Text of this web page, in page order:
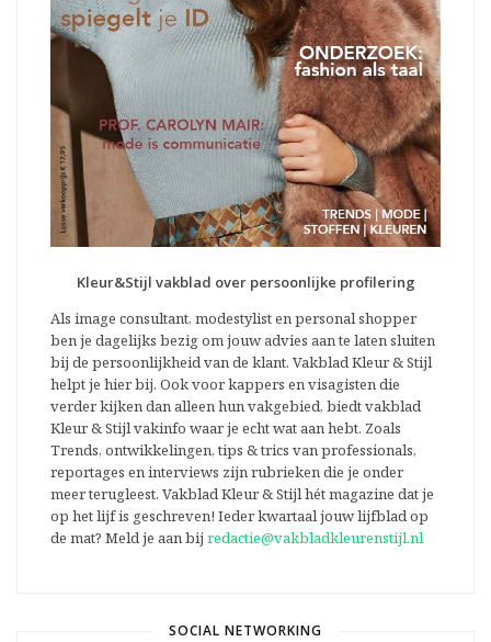
Kleur&Stijl vakblad over persoonlijke profilering
Als image consultant, modestylist en personal shopper
ben je dagelijks bezig om jouw advies aan te laten sluiten
bij de persoonlijkheid van de klant. Vakblad Kleur & Stijl
helpt je hier bij. Ook voor kappers en visagisten die
verder kijken dan alleen hun vakgebied, biedt vakblad
Kleur & Stijl vakinfo waar je echt wat aan hebt. Zoals
Trends, ontwikkelingen, tips & trics van professionals,
reportages en interviews zijn rubrieken die je onder
meer terugleest. Vakblad Kleur & Stijl hét magazine dat je
op het lijf is geschreven! Ieder kwartaal jouw lijfblad op
de mat? Meld je aan bij redactie@vakbladkleurenstijl.nl
SOCIAL NETWORKING